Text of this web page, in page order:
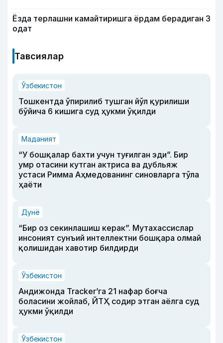
Ёзда терлашни камайтиришга ёрдам берадиган 3
одат
Тавсиялар
Ўзбекистон
Тошкентда ўпирилиб тушган йўл қурилиши
бўйича 6 кишига суд ҳукми ўқилди
Маданият
“У бошқалар бахти учун туғилган эди”. Бир
умр отасини кутган актриса ва дубльяж
устаси Римма Аҳмедованинг синовларга тўла
ҳаёти
Дунё
“Бир оз секинлашиш керак”. Мутахассислар
инсоният сунъий интеллектни бошқара олмай
қолишидан хавотир билдирди
Ўзбекистон
Андижонда Tracker’га 21 нафар боғча
боласини жойлаб, ЙТҲ содир этган аёлга суд
ҳукми ўқилди
Ўзбекистон